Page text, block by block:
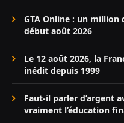
GTA Online : un
début août 2026
Le 12 août 2026, la
inédit depuis 1999
Faut-il parler d’argent
vraiment l’éducation